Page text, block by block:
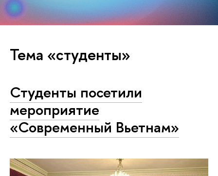
Тема «студенты»
Студенты посетили
мероприятие
«Современный Вьетнам»